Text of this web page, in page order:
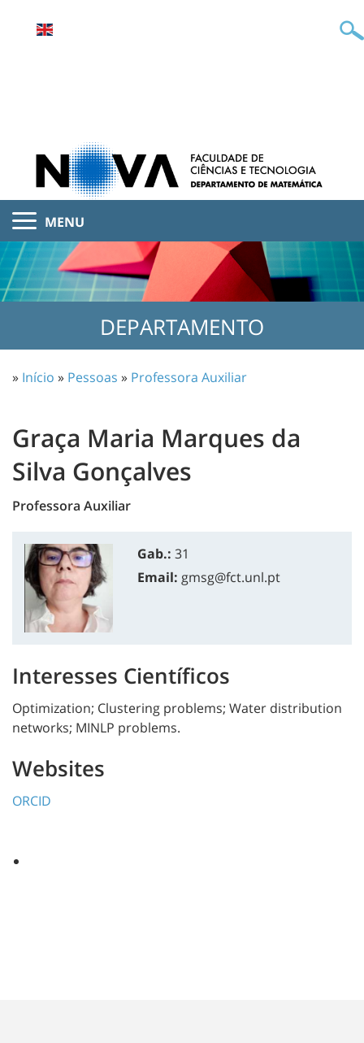
MENU
DEPARTAMENTO
» Início » Pessoas » Professora Auxiliar
Graça Maria Marques da
Silva Gonçalves
Professora Auxiliar
Gab.: 31
Email: gmsg@fct.unl.pt
Interesses Científicos
Optimization; Clustering problems; Water distribution
networks; MINLP problems.
Websites
ORCID